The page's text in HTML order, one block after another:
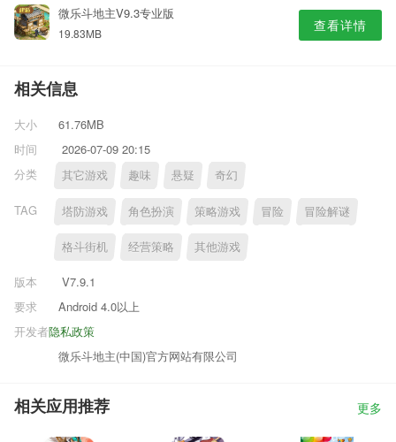
微乐斗地主V9.3专业版
19.83MB 查看详情
相关信息
大小
61.76MB
时间
2026-07-09 20:15
分类
其它游戏 趣味 悬疑 奇幻
TAG 塔防游戏 角色扮演 策略游戏 冒险 冒险解谜
格斗街机 经营策略 其他游戏
版本
V7.9.1
要求
Android 4.0以上
隐私政策
开发者
微乐斗地主(中国)官方网站有限公司
相关应用推荐 更多